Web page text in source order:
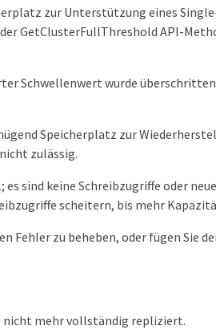
zur Unterstützung eines
GetClusterFullThreshold API-
Schwellenwert wurde
Speicherplatz zur
zulässig.
sind keine Schreibzugriffe oder
scheitern, bis mehr
Fehler zu beheben, oder fügen Sie
nicht mehr vollständig repliziert.